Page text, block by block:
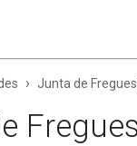
› Junta de